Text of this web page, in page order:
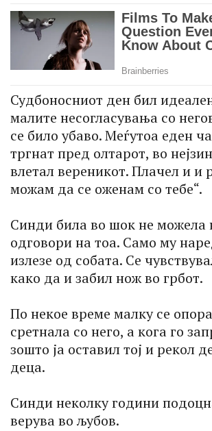
Судбоносниот ден бил
малите несогласувања со
се било убаво. Меѓутоа еден
тргнат пред олтарот, во
влетал вереникот. Плачел и и
можам да се оженам со тебе“.
Синди била во шок не можела
одговори на тоа. Само му
излезе од собата. Се
како да и забил нож во грбот.
По некое време малку се
сретнала со него, а кога го
зошто ја оставил тој и рекол
деца.
Синди неколку години
верува во љубов.